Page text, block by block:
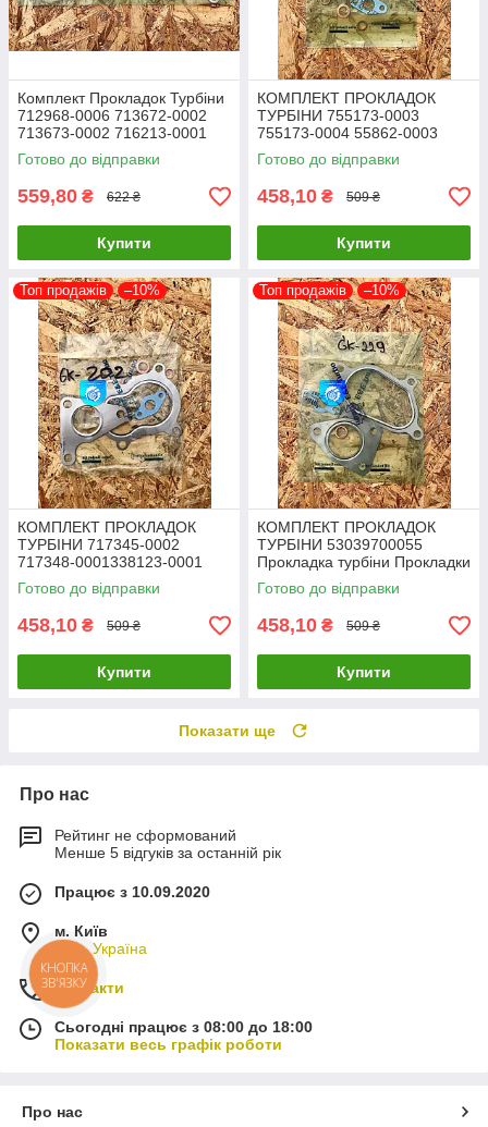
Комплект Прокладок Турбіни
712968-0006 713672-0002
713673-0002 716213-0001
716860-0002 Прокладка
турбіни
Готово до відправки
559,80 ₴ 622 ₴
Купити
КОМПЛЕКТ ПРОКЛАДОК
ТУРБІНИ 755173-0003
755173-0004 55862-0003
454191-0006 700447-
000370935-0001
Готово до відправки
458,10 ₴ 509 ₴
Купити
Топ продажів –10%
КОМПЛЕКТ ПРОКЛАДОК
ТУРБІНИ 717345-0002
717348-0001338123-0001
751768-0003 53039700048
Готово до відправки
458,10 ₴ 509 ₴
Купити
Топ продажів –10%
КОМПЛЕКТ ПРОКЛАДОК
ТУРБІНИ 53039700055
Прокладка турбіни Прокладки
для турбокомпресорів
Готово до відправки
458,10 ₴ 509 ₴
Купити
Показати ще
Про нас
Рейтинг не сформований
Менше 5 відгуків за останній рік
Працює з 10.09.2020
м. Київ
Київ, Україна
Контакти
Сьогодні працює з 08:00 до 18:00
Показати весь графік роботи
Про нас